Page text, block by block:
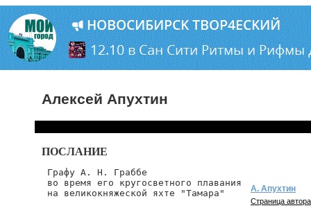
Алексей Апухтин
ПОСЛАНИЕ
Графу А. Н. Граббе
во время его кругосветного плавания
на великокняжеской яхте "Тамара"
А. Апухтин
Страница